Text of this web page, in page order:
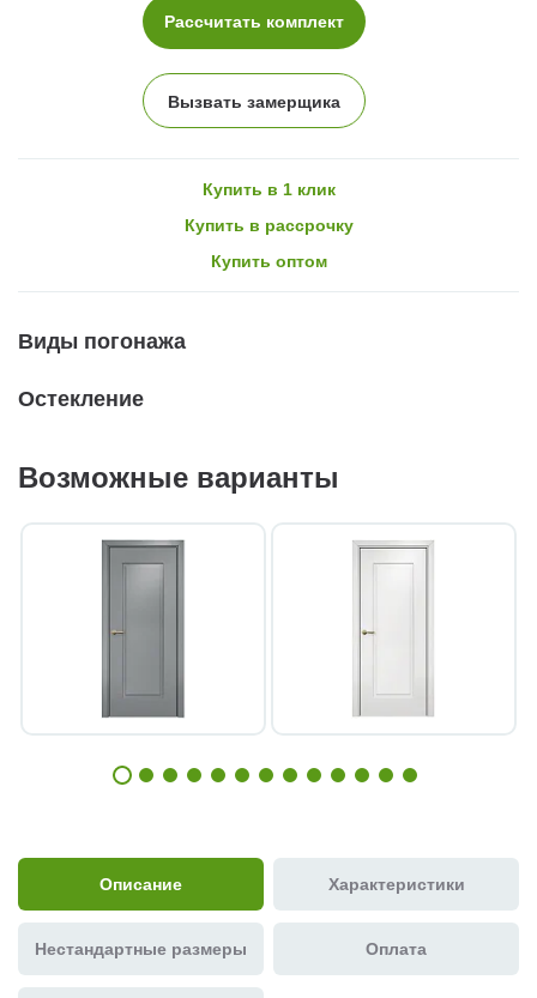
Рассчитать комплект
Вызвать замерщика
Купить в 1 клик
Купить в рассрочку
Купить оптом
Виды погонажа
Остекление
Возможные варианты
Описание Характеристики
Нестандартные размеры Оплата